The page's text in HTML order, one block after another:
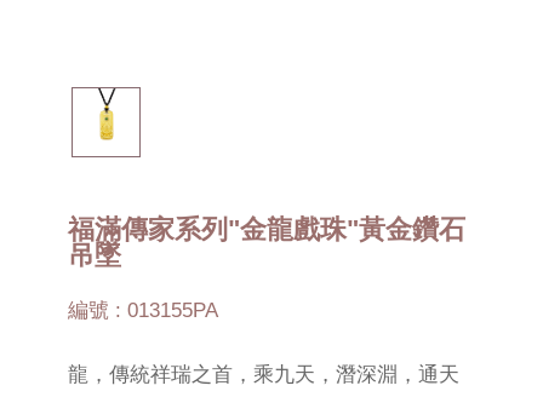
福滿傳家系列"金龍戲珠"黃金鑽石
吊墜
編號 : 013155PA
龍，傳統祥瑞之首，乘九天，潛深淵，通天